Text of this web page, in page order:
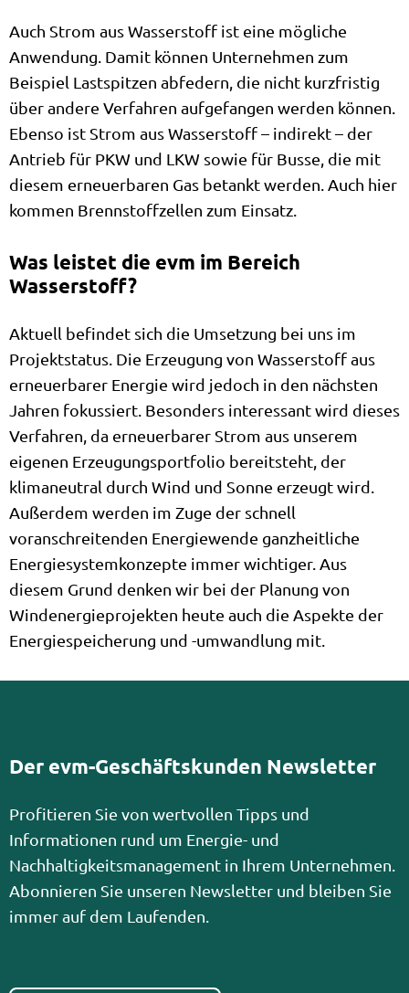
Auch Strom aus Wasserstoff ist eine mögliche
Anwendung. Damit können Unternehmen zum
Beispiel Lastspitzen abfedern, die nicht kurzfristig
über andere Verfahren aufgefangen werden können.
Ebenso ist Strom aus Wasserstoff – indirekt – der
Antrieb für PKW und LKW sowie für Busse, die mit
diesem erneuerbaren Gas betankt werden. Auch hier
kommen Brennstoffzellen zum Einsatz.
Was leistet die evm im Bereich
Wasserstoff?
Aktuell befindet sich die Umsetzung bei uns im
Projektstatus. Die Erzeugung von Wasserstoff aus
erneuerbarer Energie wird jedoch in den nächsten
Jahren fokussiert. Besonders interessant wird dieses
Verfahren, da erneuerbarer Strom aus unserem
eigenen Erzeugungsportfolio bereitsteht, der
klimaneutral durch Wind und Sonne erzeugt wird.
Außerdem werden im Zuge der schnell
voranschreitenden Energiewende ganzheitliche
Energiesystemkonzepte immer wichtiger. Aus
diesem Grund denken wir bei der Planung von
Windenergieprojekten heute auch die Aspekte der
Energiespeicherung und -umwandlung mit.
Der evm-Geschäftskunden Newsletter
Profitieren Sie von wertvollen Tipps und
Informationen rund um Energie- und
Nachhaltigkeitsmanagement in Ihrem Unternehmen.
Abonnieren Sie unseren Newsletter und bleiben Sie
immer auf dem Laufenden.